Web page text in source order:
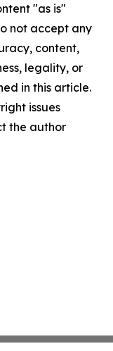
"as is"
not accept any
content,
legality, or
in this article.
issues
the author